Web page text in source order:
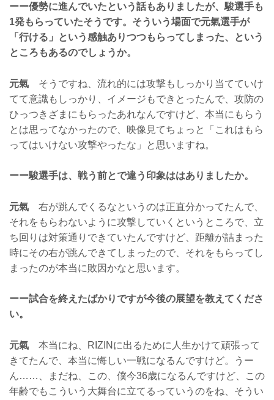
ーー優勢に進んでいたという話もありましたが、駿選手も
1発もらっていたそうです。そういう場面で元氣選手が
「行ける」という感触ありつつもらってしまった、という
ところもあるのでしょうか。
元氣 そうですね、流れ的には攻撃もしっかり当てていけ
てて意識もしっかり、イメージもできとったんで、攻防の
ひっつきざまにもらったあれなんですけど、本当にもらう
とは思ってなかったので、映像見てちょっと「これはもら
ってはいけない攻撃やったな」と思いますね。
ーー駿選手は、戦う前とで違う印象ははありましたか。
元氣 右が跳んでくるなというのは正直分かってたんで、
それをもらわないように攻撃していくというところで、立
ち回りは対策通りできていたんですけど、距離が詰まった
時にその右が跳んできてしまったので、それをもらってし
まったのが本当に敗因かなと思います。
ーー試合を終えたばかりですが今後の展望を教えてくださ
い。
元氣 本当にね、RIZINに出るために人生かけて頑張って
きてたんで、本当に悔しい一戦になるんですけど。うー
ん……、まだね、この、僕今36歳になるんですけど、この
年齢でもこういう大舞台に立てるっていうのをね、そうい